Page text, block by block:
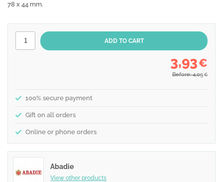
78 x 44 mm.
3,93€
Before: 4,05 €
100% secure payment
Gift on all orders
Online or phone orders
Abadie
View other products